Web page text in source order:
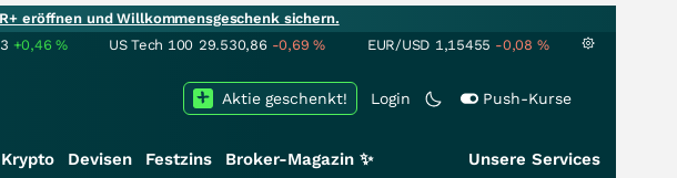
eröffnen und Willkommensgeschenk sichern.
+0,46% US Tech 100 29.530,86 -0,69% EUR/USD 1,15455 -0,08 %
Login Push-Kurse
Aktie geschenkt!
Krypto Devisen Festzins Broker-Magazin ✨ Unsere Services